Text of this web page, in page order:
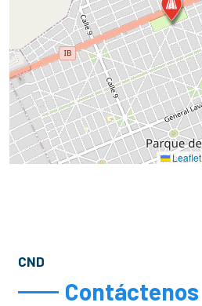
Leaflet
CND
Contáctenos